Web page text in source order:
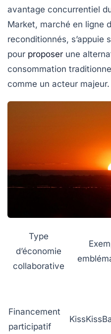
avantage concurrentiel
Market, marché en ligne
reconditionnés, s’appuie
pour proposer une
consommation
comme un acteur majeur.
Type
d’économie
collaborative
Financement
participatif